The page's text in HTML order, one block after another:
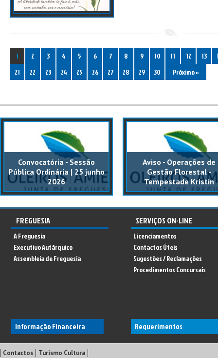
1 2 3 4 5 6 7 8 9 10 11 12 13
21
22 23 24 25 26 27 28 29 30 Próximo »
Convocatória - Sessão
Pública Ordinária | 25 junho
2026
Aviso - Operações de
Gestão Florestal -
Tempestade Kristin
FREGUESIA
A Freguesia
Executivo Autárquico
Assembleia de Freguesia
Informação Financeira
SERVIÇOS ON-LINE
Licenciamentos
Contactos Úteis
Sugestões / Reclamações
Procedimentos Concursais
Requerimentos
Contactos Turismo Cultura